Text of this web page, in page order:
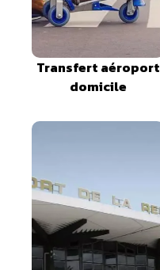
Transfert aéroport
domicile